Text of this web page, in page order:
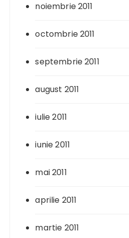
noiembrie 2011
octombrie 2011
septembrie 2011
august 2011
iulie 2011
iunie 2011
mai 2011
aprilie 2011
martie 2011